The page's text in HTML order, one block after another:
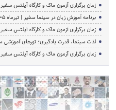
زمان برگزاری آزمون ماک و کارگاه آیلتس سفیر در
برنامه آموزش زبان در سینما سفیر | تیرماه ۱۴۰۵
زمان برگزاری آزمون ماک و کارگاه آیلتس سفیر در
لذت سینما، قدرت یادگیری؛ تورهای آموزشی
زمان برگزاری آزمون ماک و کارگاه آیلتس سفیر در